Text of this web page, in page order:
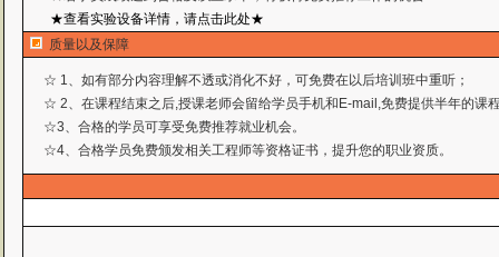
★查看实验设备详情，请点击此处★
质量以及保障
☆ 1、如有部分内容理解不透或消化不好，可免费在以后培训班中重听；
☆ 2、在课程结束之后,授课老师会留给学员手机和E-mail,免费提供半年的课
☆3、合格的学员可享受免费推荐就业机会。
☆4、合格学员免费颁发相关工程师等资格证书，提升您的职业资质。